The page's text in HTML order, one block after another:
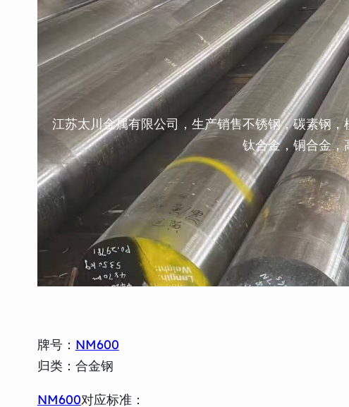
江苏太川金属有限公司，生产销售不锈钢，碳素钢
钛合金，铜合金，
牌号： NM600
归类：合金钢
NM600对应标准：